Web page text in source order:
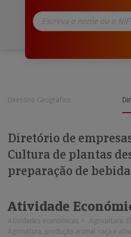
Diretório Geográfico
Diretório de
Cultura de plantas
preparação de
Atividade
Atividades económicas
Agricultura,
Agricultura, produção animal, caça e